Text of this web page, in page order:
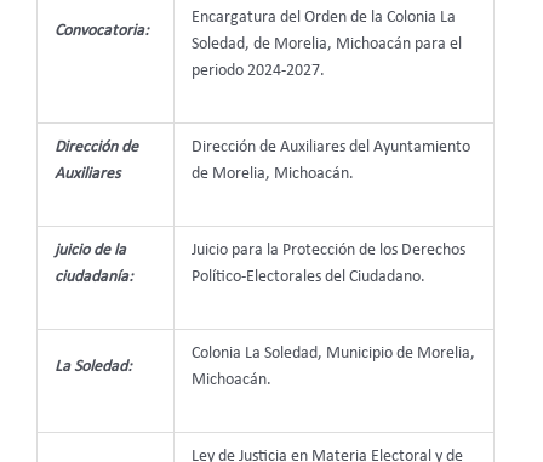
Convocatoria:
Encargatura del Orden de la Colonia La
Soledad, de Morelia, Michoacán para el
periodo 2024-2027.
Dirección de
Auxiliares
Dirección de Auxiliares del Ayuntamiento
de Morelia, Michoacán.
juicio de la
ciudadanía:
Juicio para la Protección de los Derechos
Político-Electorales del Ciudadano.
La Soledad:
Colonia La Soledad, Municipio de Morelia,
Michoacán.
Ley de Justicia en Materia Electoral y de